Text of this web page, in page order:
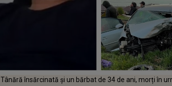
Tânără însărcinată și un bărbat de 34 de ani, morți în